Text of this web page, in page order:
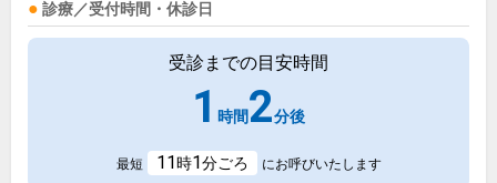
診療／受付時間・休診日
受診までの目安時間
1 時間2分後
最短 11時1分ごろ にお呼びいたします